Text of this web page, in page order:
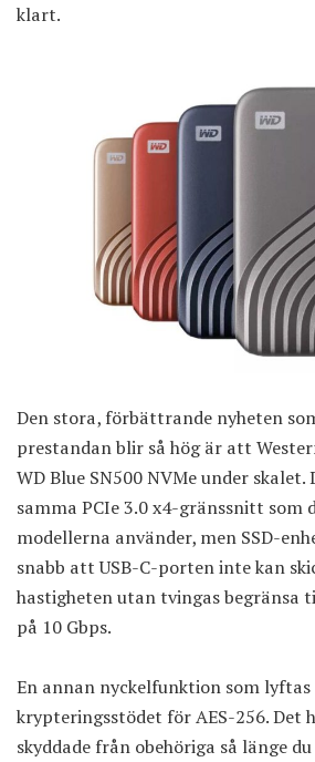
klart.
Den stora, förbättrande nyheten
prestandan blir så hög är att
WD Blue SN500 NVMe under
samma PCIe 3.0 x4-gränssnitt som
modellerna använder, men SSD-
snabb att USB-C-porten inte kan
hastigheten utan tvingas begränsa
på 10 Gbps.
En annan nyckelfunktion som
krypteringsstödet för AES-256. Det
skyddade från obehöriga så länge